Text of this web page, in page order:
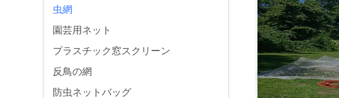
虫網
園芸用ネット
プラスチック窓スクリーン
反鳥の網
防虫ネットバッグ